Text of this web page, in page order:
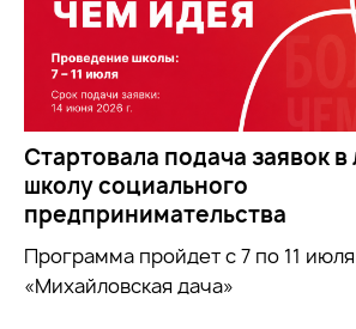
Стартовала подача заявок
школу социального
предпринимательства
Программа пройдет с 7 по 11
«Михайловская дача»